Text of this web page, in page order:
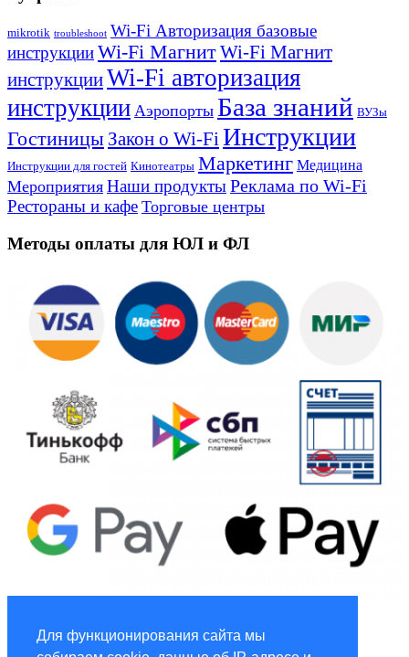
Для функционирования сайта мы
mikrotik troubleshoot Wi-Fi Авторизация базовые
инструкцииWi-Fi МагнитWi-Fi Магнит
инструкцииWi-Fi авторизация
инструкции Аэропорты База знаний ВУЗы
Гостиницы Закон о Wi-FiИнструкции
Инструкции для гостей Кинотеатры Маркетинг Медицина
Мероприятия Наши продуктыРеклама по Wi-Fi
Рестораны и кафе Торговые центры
Методы оплаты для ЮЛ и ФЛ
Global Marketing